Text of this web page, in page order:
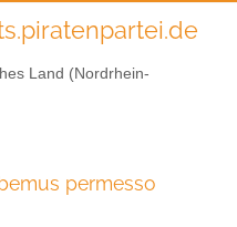
Land (Nordrhein-
permesso